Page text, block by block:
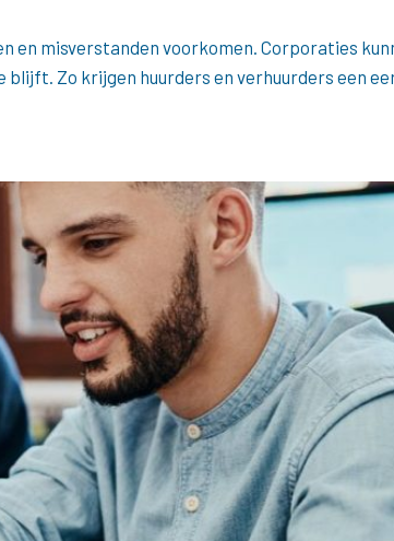
misverstanden voorkomen. Corporaties
Zo krijgen huurders en verhuurders een